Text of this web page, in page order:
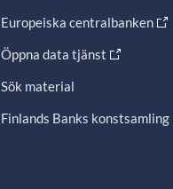
Europeiska centralbanken
Öppna data tjänst
Sök material
Finlands Banks konstsamling